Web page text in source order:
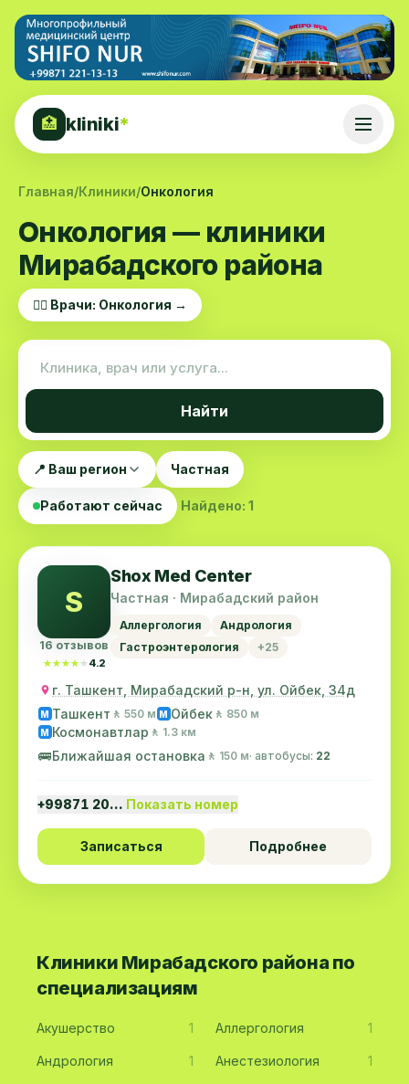
🏥 kliniki*
Главная/Клиники/Онкология
Онкология — клиники
Мирабадского района
👨‍⚕️ Врачи: Онкология →
Найти
📍 Ваш регион Частная
Работают сейчас Найдено: 1
S
16 отзывов
★★★★★
★★★★★ 4.2
Shox Med Center
Частная · Мирабадский район
Аллергология
Андрология
Гастроэнтерология
+25
г. Ташкент, Мирабадский р-н, ул. Ойбек, 34д
M Ташкент 🚶 550 м M Ойбек 🚶 850 м
M Космонавтлар 🚶 1.3 км
🚌Ближайшая остановка 🚶 150 м· автобусы: 22
+99871 20… Показать номер
Записаться Подробнее
Клиники Мирабадского района по
специализациям
Акушерство 1 Аллергология 1
Андрология 1 Анестезиология 1